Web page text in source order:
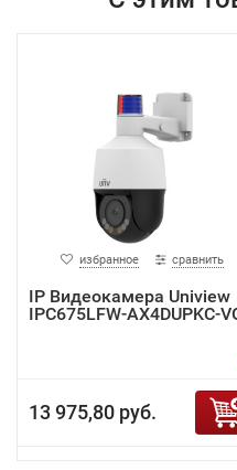
избранное сравнить
IP Видеокамера Uniview
IPC675LFW-AX4DUPKC-
13 975,80 руб.